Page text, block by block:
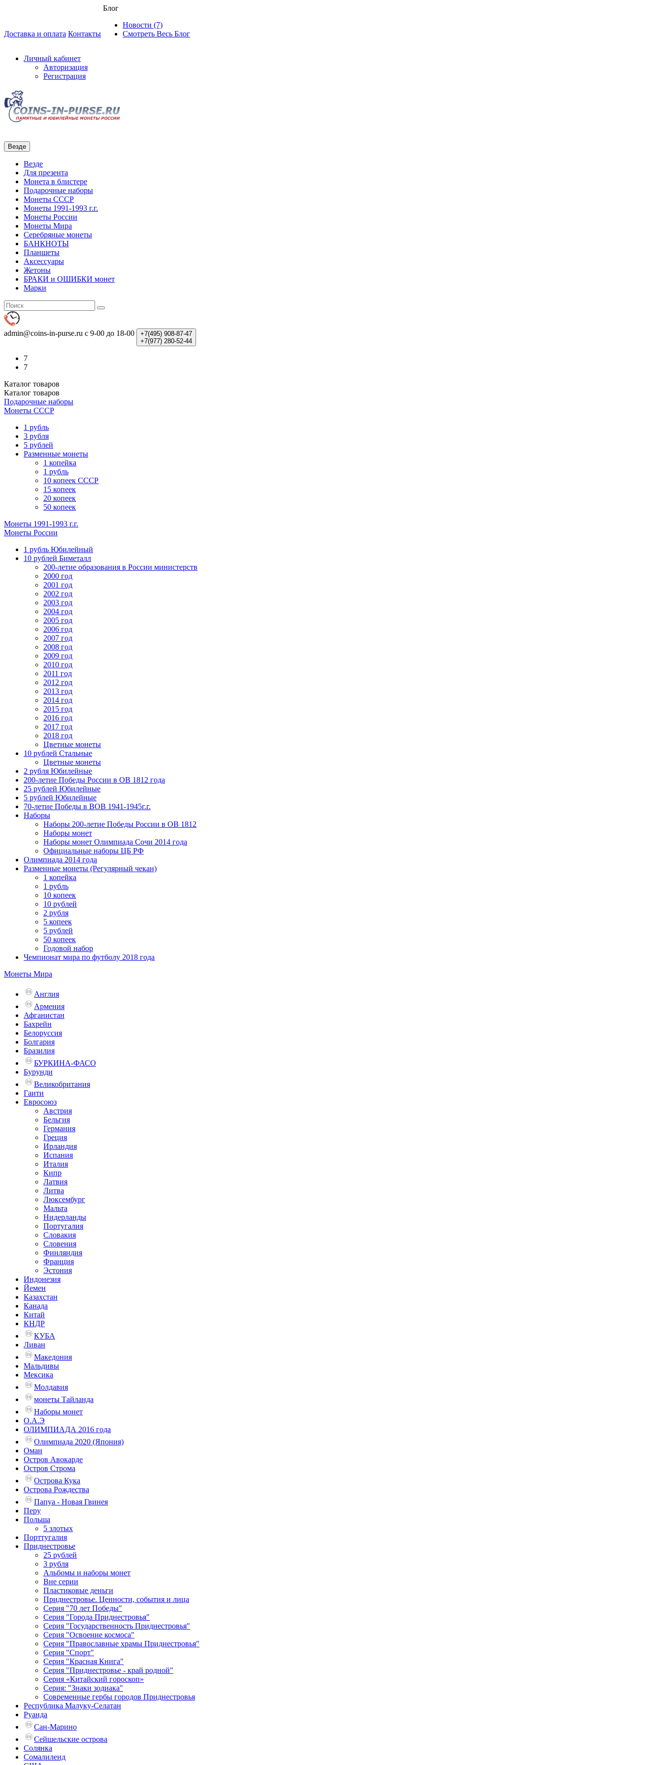
Доставка и оплата Контакты
Блог
Новости (7)
Смотреть Весь Блог
Личный кабинет
Авторизация
Регистрация
Везде
Везде
Для презента
Монета в блистере
Подарочные наборы
Монеты СССР
Монеты 1991-1993 г.г.
Монеты России
Монеты Мира
Серебряные монеты
БАНКНОТЫ
Планшеты
Аксессуары
Жетоны
БРАКИ и ОШИБКИ монет
Марки
admin@coins-in-purse.ru с 9-00 до 18-00 +7(495) 908-87-47
+7(977) 280-52-44
7
7
Каталог товаров
Каталог товаров
Подарочные наборы
Монеты СССР
1 рубль
3 рубля
5 рублей
Разменные монеты
1 копейка
1 рубль
10 копеек СССР
15 копеек
20 копеек
50 копеек
Монеты 1991-1993 г.г.
Монеты России
1 рубль Юбилейный
10 рублей Биметалл
200-летие образования в России министерств
2000 год
2001 год
2002 год
2003 год
2004 год
2005 год
2006 год
2007 год
2008 год
2009 год
2010 год
2011 год
2012 год
2013 год
2014 год
2015 год
2016 год
2017 год
2018 год
Цветные монеты
10 рублей Стальные
Цветные монеты
2 рубля Юбилейные
200-летие Победы России в ОВ 1812 года
25 рублей Юбилейные
5 рублей Юбилейные
70-летие Победы в ВОВ 1941-1945г.г.
Наборы
Наборы 200-летие Победы России в ОВ 1812
Наборы монет
Наборы монет Олимпиада Сочи 2014 года
Официальные наборы ЦБ РФ
Олимпиада 2014 года
Разменные монеты (Регулярный чекан)
1 копейка
1 рубль
10 копеек
10 рублей
2 рубля
5 копеек
5 рублей
50 копеек
Годовой набор
Чемпионат мира по футболу 2018 года
Монеты Мира
Англия
Армения
Афганистан
Бахрейн
Белоруссия
Болгария
Бразилия
БУРКИНА-ФАСО
Бурунди
Великобритания
Гаити
Евросоюз
Австрия
Бельгия
Германия
Греция
Ирландия
Испания
Италия
Кипр
Латвия
Литва
Люксембург
Мальта
Нидерланды
Португалия
Словакия
Словения
Финляндия
Франция
Эстония
Индонезия
Йемен
Казахстан
Канада
Китай
КНДР
КУБА
Ливан
Македония
Мальдивы
Мексика
Молдавия
монеты Тайланда
Наборы монет
О.А.Э
ОЛИМПИАДА 2016 года
Олимпиада 2020 (Япония)
Оман
Остров Авокарде
Остров Строма
Острова Кука
Острова Рождества
Папуа - Новая Гвинея
Перу
Польша
5 злотых
Порттугалия
Приднестровье
25 рублей
3 рубля
Альбомы и наборы монет
Вне серии
Пластиковые деньги
Приднестровье. Ценности, события и лица
Серия "70 лет Победы"
Серия "Города Приднестровья"
Серия "Государственность Приднестровья"
Серия "Освоение космоса"
Серия "Православные храмы Приднестровья"
Серия "Спорт"
Серия "Красная Книга"
Серия "Приднестровье - край родной"
Серия «Китайский гороскоп»
Серия: "Знаки зодиака"
Современные гербы городов Приднестровья
Республика Малуку-Селатан
Руанда
Сан-Марино
Сейшельские острова
Солянка
Сомалиленд